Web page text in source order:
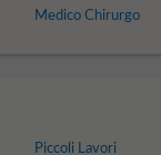
Medico Chirurgo
Piccoli Lavori